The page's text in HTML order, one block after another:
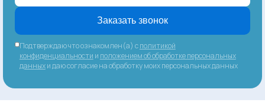
Заказать звонок
Подтверждаю что ознакомлен(а) сполитикой
конфиденциальности и положением об обработке персональных
данныхи даю согласие на обработку моих персональных данных